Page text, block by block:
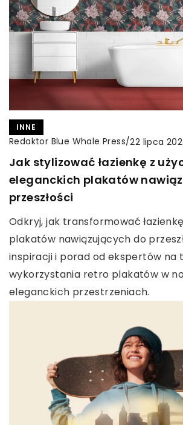
INNE
Redaktor Blue Whale Press/22 lipca
Jak stylizować łazienkę z
eleganckich plakatów
przeszłości
Odkryj, jak transformować
plakatów nawiązujących do
inspiracji i porad od ekspertów na
wykorzystania retro plakatów w
eleganckich przestrzeniach.